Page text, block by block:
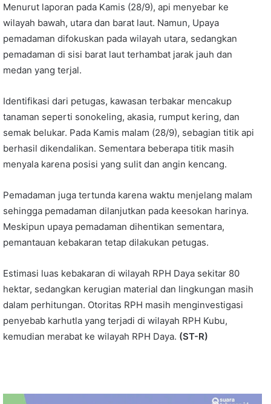
Menurut laporan pada Kamis (28/9), api menyebar ke
wilayah bawah, utara dan barat laut. Namun, Upaya
pemadaman difokuskan pada wilayah utara, sedangkan
pemadaman di sisi barat laut terhambat jarak jauh dan
medan yang terjal.
Identifikasi dari petugas, kawasan terbakar mencakup
tanaman seperti sonokeling, akasia, rumput kering, dan
semak belukar. Pada Kamis malam (28/9), sebagian titik api
berhasil dikendalikan. Sementara beberapa titik masih
menyala karena posisi yang sulit dan angin kencang.
Pemadaman juga tertunda karena waktu menjelang malam
sehingga pemadaman dilanjutkan pada keesokan harinya.
Meskipun upaya pemadaman dihentikan sementara,
pemantauan kebakaran tetap dilakukan petugas.
Estimasi luas kebakaran di wilayah RPH Daya sekitar 80
hektar, sedangkan kerugian material dan lingkungan masih
dalam perhitungan. Otoritas RPH masih menginvestigasi
penyebab karhutla yang terjadi di wilayah RPH Kubu,
kemudian merabat ke wilayah RPH Daya. (ST-R)